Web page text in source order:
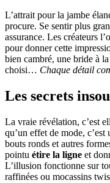
L’attrait pour la jambe
procure. Se sentir plus
assurance. Les créateurs
pour donner cette
bien cambré, une bride à
choisi… Chaque détail
Les secrets
La vraie révélation, c’est
qu’un effet de mode,
bouts ronds et autres
pointu étire la ligne et
L’illusion fonctionne sur
raffinées ou mocassins